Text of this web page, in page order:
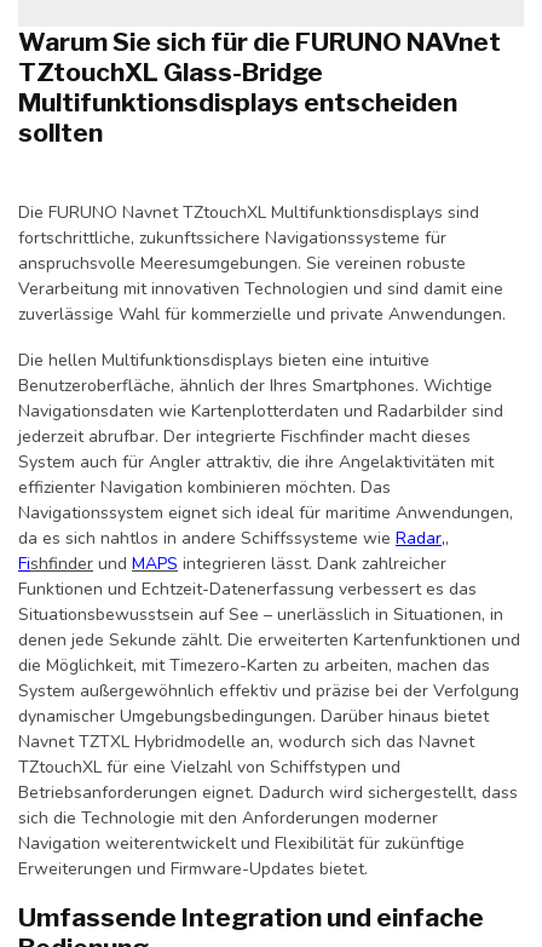
Warum Sie sich für die FURUNO NAVnet
TZtouchXL Glass-Bridge
Multifunktionsdisplays entscheiden
sollten
Die FURUNO Navnet TZtouchXL Multifunktionsdisplays sind
fortschrittliche, zukunftssichere Navigationssysteme für
anspruchsvolle Meeresumgebungen. Sie vereinen robuste
Verarbeitung mit innovativen Technologien und sind damit eine
zuverlässige Wahl für kommerzielle und private Anwendungen.
Die hellen Multifunktionsdisplays bieten eine intuitive
Benutzeroberfläche, ähnlich der Ihres Smartphones. Wichtige
Navigationsdaten wie Kartenplotterdaten und Radarbilder sind
jederzeit abrufbar. Der integrierte Fischfinder macht dieses
System auch für Angler attraktiv, die ihre Angelaktivitäten mit
effizienter Navigation kombinieren möchten. Das
Navigationssystem eignet sich ideal für maritime Anwendungen,
da es sich nahtlos in andere Schiffssysteme wie Radar,,
Fishfinder und MAPS integrieren lässt. Dank zahlreicher
Funktionen und Echtzeit-Datenerfassung verbessert es das
Situationsbewusstsein auf See – unerlässlich in Situationen, in
denen jede Sekunde zählt. Die erweiterten Kartenfunktionen und
die Möglichkeit, mit Timezero-Karten zu arbeiten, machen das
System außergewöhnlich effektiv und präzise bei der Verfolgung
dynamischer Umgebungsbedingungen. Darüber hinaus bietet
Navnet TZTXL Hybridmodelle an, wodurch sich das Navnet
TZtouchXL für eine Vielzahl von Schiffstypen und
Betriebsanforderungen eignet. Dadurch wird sichergestellt, dass
sich die Technologie mit den Anforderungen moderner
Navigation weiterentwickelt und Flexibilität für zukünftige
Erweiterungen und Firmware-Updates bietet.
Umfassende Integration und einfache